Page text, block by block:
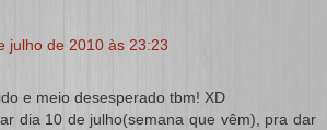
julho de 2010 às 23:23
e meio desesperado tbm! XD
dia 10 de julho(semana que vêm), pra dar